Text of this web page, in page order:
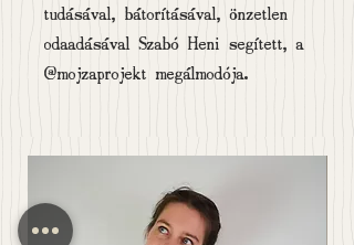
tudásával, bátorításával, önzetlen
odaadásával Szabó Heni segített, a
@mojzaprojekt megálmodója.